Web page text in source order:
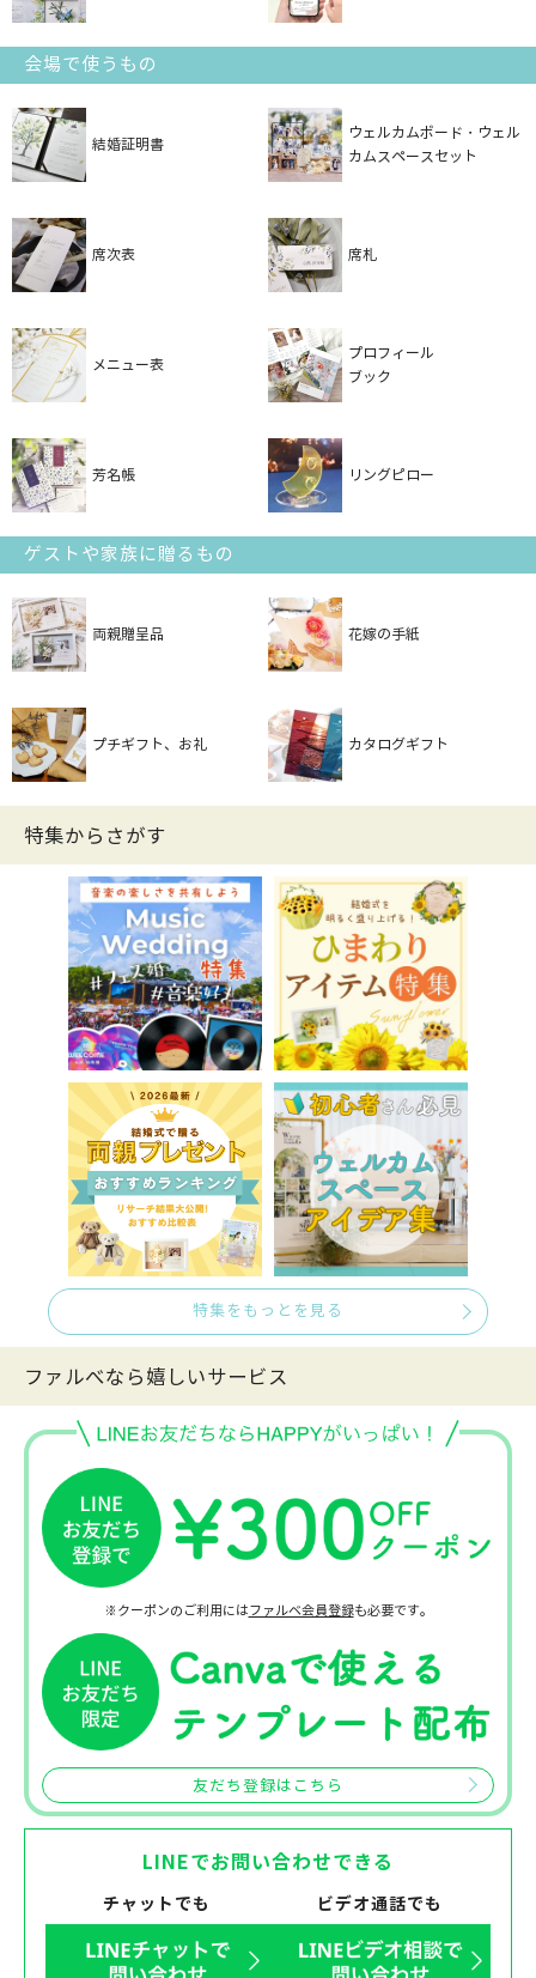
会場で使うもの
結婚証明書
ウェルカムボード・ウェル
カムスペースセット
席次表 席札
メニュー表
プロフィール
ブック
芳名帳 リングピロー
ゲストや家族に贈るもの
両親贈呈品 花嫁の手紙
プチギフト、お礼 カタログギフト
特集からさがす
特集をもっとを見る
ファルべなら嬉しいサービス
※クーポンのご利用にはファルベ会員登録も必要です。
友だち登録はこちら
LINEでお問い合わせできる
チャットでも ビデオ通話でも